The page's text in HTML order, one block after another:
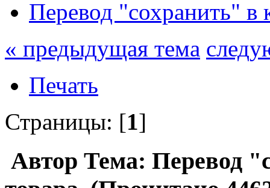
Перевод "сохранить" в
« предыдущая тема
Печать
Страницы: [1]
Автор Тема: Перевод